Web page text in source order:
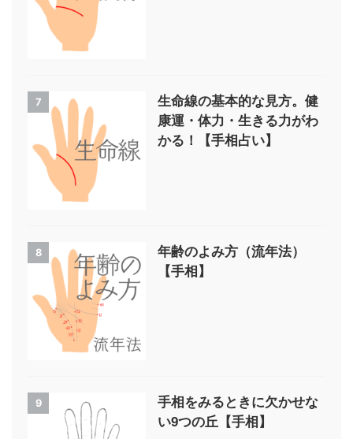
7
生命線の基本的な見方。健
康運・体力・生きる力がわ
かる！【手相占い】
8
年齢のよみ方（流年法）
【手相】
9
手相をみるときに欠かせな
い9つの丘【手相】